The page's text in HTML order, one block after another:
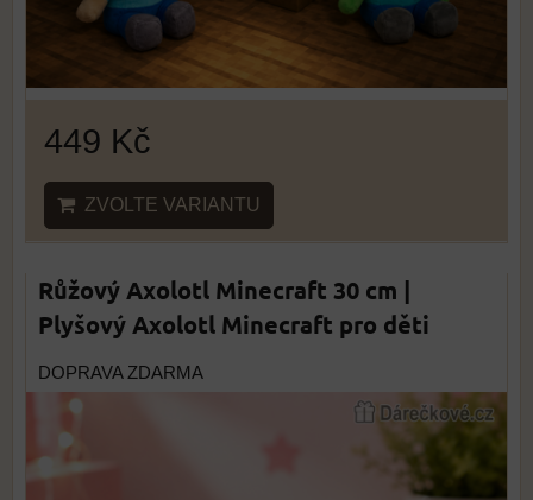
449 Kč
ZVOLTE VARIANTU
Růžový Axolotl Minecraft 30 cm |
Plyšový Axolotl Minecraft pro děti
DOPRAVA ZDARMA